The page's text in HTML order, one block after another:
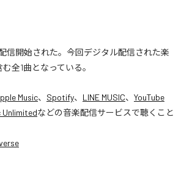
配信開始された。今回デジタル配信された楽
む全1曲となっている。
Music、 Spotify、 LINE MUSIC、 YouTube
Unlimitedなどの音楽配信サービスで聴くこと